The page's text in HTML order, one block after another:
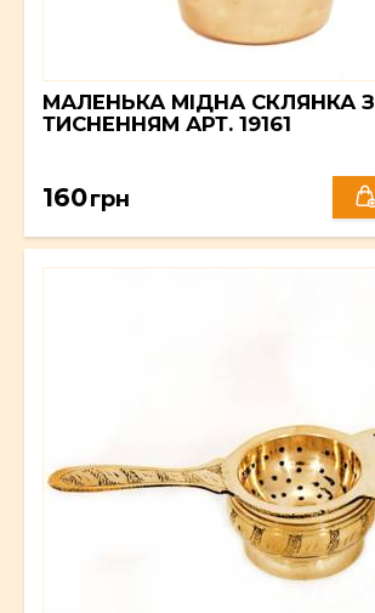
МАЛЕНЬКА МІДНА СКЛЯНКА З
ТИСНЕННЯМ АРТ. 19161
160грн